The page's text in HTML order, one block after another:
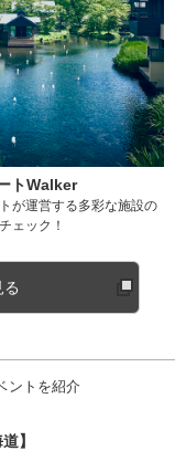
トWalker
が運営する多彩な施設の
ェック！
ントを紹介
】